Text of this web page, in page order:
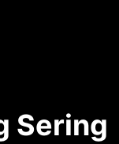
Sering